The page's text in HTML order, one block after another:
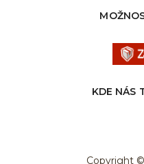
KDE NÁS
Copyright